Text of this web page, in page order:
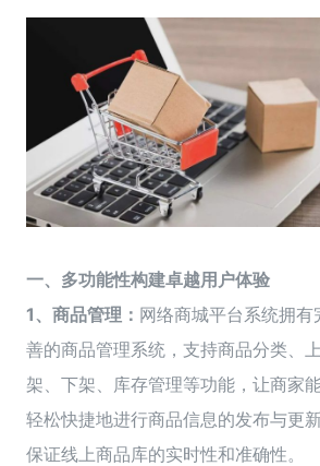
一、多功能性构建卓越用户体验
1、商品管理： 网络商城平台系统拥有
善的商品管理系统，支持商品分类、上
架、下架、库存管理等功能，让商家
轻松快捷地进行商品信息的发布与更新
保证线上商品库的实时性和准确性。